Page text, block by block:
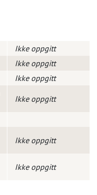
Ikke oppgitt
Ikke oppgitt
Ikke oppgitt
Ikke oppgitt
Ikke oppgitt
Ikke oppgitt